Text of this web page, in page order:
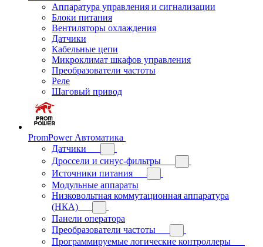
Аппаратура управления и сигнализации
Блоки питания
Вентиляторы охлаждения
Датчики
Кабельные цепи
Микроклимат шкафов управления
Преобразователи частоты
Реле
Шаговый привод
PromPower Автоматика
Датчики
Дроссели и синус-фильтры
Источники питания
Модульные аппараты
Низковольтная коммутационная аппаратура
(НКА)
Панели оператора
Преобразователи частоты
Программируемые логические контроллеры